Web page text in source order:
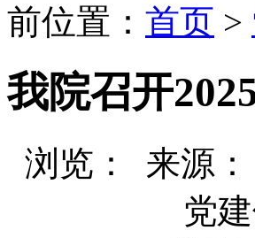
前位置： 首页 >
我院召开
浏览：
来源
党